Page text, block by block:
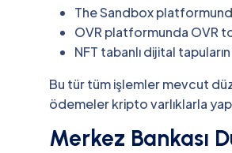
The Sandbox
OVR platformunda OVR
NFT tabanlı dijital
Bu tür tüm işlemler mevcut
ödemeler kripto varlıklarla
Merkez Bankası